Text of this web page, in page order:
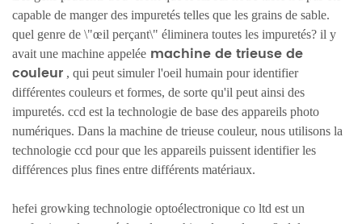
capable de manger des impuretés telles que les grains de sable.
quel genre de \"œil perçant\" éliminera toutes les impuretés? il y
avait une machine appelée machine de trieuse de
couleur , qui peut simuler l'oeil humain pour identifier
différentes couleurs et formes, de sorte qu'il peut ainsi des
impuretés. ccd est la technologie de base des appareils photo
numériques. Dans la machine de trieuse couleur, nous utilisons la
technologie ccd pour que les appareils puissent identifier les
différences plus fines entre différents matériaux.
hefei growking technologie optoélectronique co ltd est un